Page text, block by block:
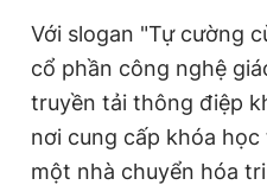
Tiện ích
Thông tin tòa soạn
Với slogan "Tự cường
cổ phần công nghệ giá
truyền tải thông điệp
nơi cung cấp khóa
một nhà chuyển hóa